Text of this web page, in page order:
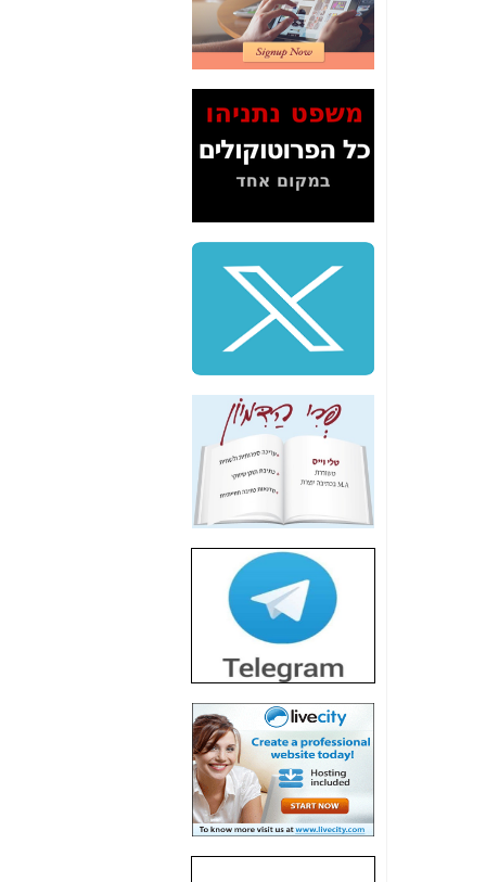
2" על תעלולי השר
משה כחלון -כאן
הסלולר" ואיך מסרסים
את הנתונים לציבור -
כאן
סיכום ביקור בסיליקון
שלמה פילבר (עד
לאחרונה מנכ"ל משרד
התקשורת) - עד
מדינה? הצחקתם
אותי! -
"יש אפליה בחקירה"?
חשיפה: למה השר
משה כחלון לא נחקר
עד היום? -
כאן
הדומה לזו של "תיק
4000" אך בתחום
הסלולר -
חשיפת מה שלא
רוצים שתדעו בעניין
פריסת אנלימיטד
(בניחוח בלתי נסבל) -
כאן
חשיפה: איוב קרא
אישר לקבוצת סלקום
בדיוק מה שביבי אישר
כאן
האם השר איוב קרא
היה צריך בכלל לחתום
על האישור, שנתן